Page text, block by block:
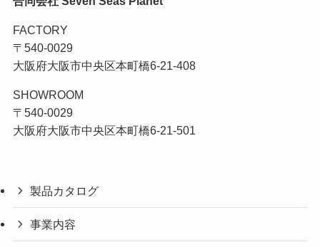
FACTORY
〒540-0029
大阪府大阪市中央区本町橋6-21-408
SHOWROOM
〒540-0029
大阪府大阪市中央区本町橋6-21-501
製品カタログ
事業内容